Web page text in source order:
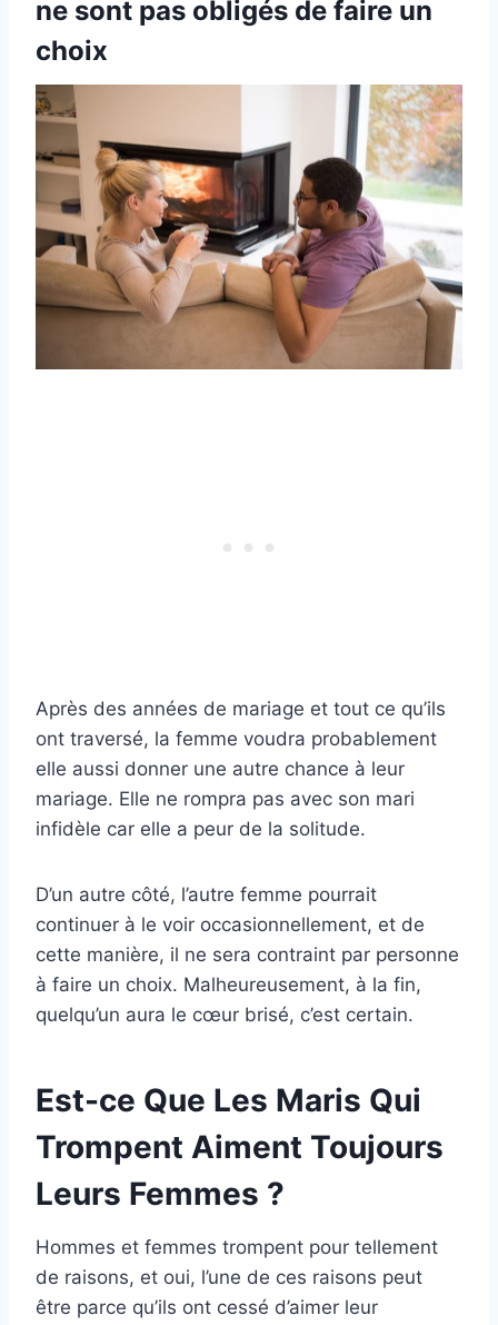
ne sont pas obligés de faire un
choix
Après des années de mariage et tout ce qu’ils
ont traversé, la femme voudra probablement
elle aussi donner une autre chance à leur
mariage. Elle ne rompra pas avec son mari
infidèle car elle a peur de la solitude.
D’un autre côté, l’autre femme pourrait
continuer à le voir occasionnellement, et de
cette manière, il ne sera contraint par personne
à faire un choix. Malheureusement, à la fin,
quelqu’un aura le cœur brisé, c’est certain.
Est-ce Que Les Maris Qui
Trompent Aiment Toujours
Leurs Femmes ?
Hommes et femmes trompent pour tellement
de raisons, et oui, l’une de ces raisons peut
être parce qu’ils ont cessé d’aimer leur